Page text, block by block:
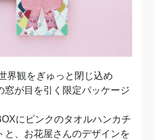
界観をぎゅっと閉じ込め
窓が目を引く限定パッケージ
にピンクのタオルハンカチ
と、お花屋さんのデザインを